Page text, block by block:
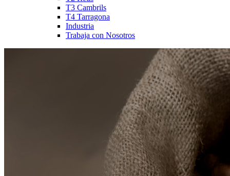
T3 Cambrils
T4 Tarragona
Industria
Trabaja con Nosotros